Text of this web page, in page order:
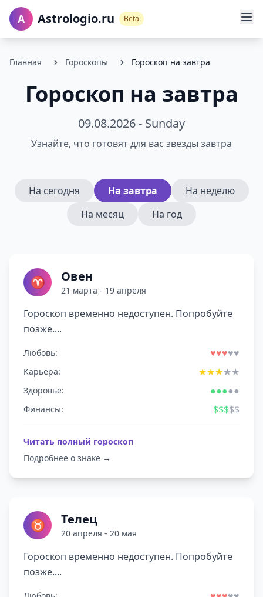
A Astrologio.ru Beta
Главная Гороскопы Гороскоп на завтра
Гороскоп на завтра
09.08.2026 - Sunday
Узнайте, что готовят для вас звезды завтра
На сегодня На завтра
На неделю
На месяц
На год
♈ Овен
21 марта - 19 апреля
Гороскоп временно недоступен. Попробуйте
позже....
Любовь: ♥♥♥♥♥
Карьера: ★★★★★
Здоровье: ●●●●●
Финансы: $$$$$
Читать полный гороскоп
Подробнее о знаке →
♉ Телец
20 апреля - 20 мая
Гороскоп временно недоступен. Попробуйте
позже....